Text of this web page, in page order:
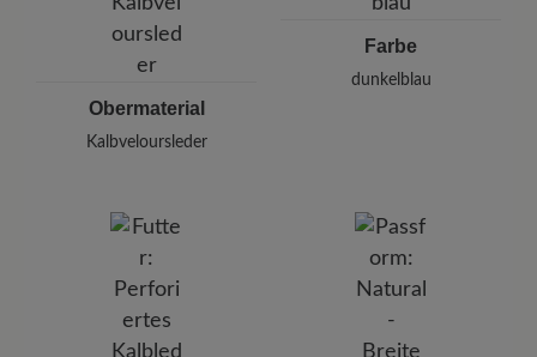
Obermaterial
Kalbveloursleder
Farbe
dunkelblau